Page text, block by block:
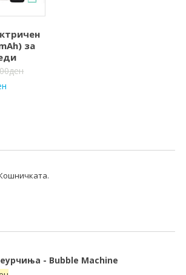
за
ден
- Bubble Machine